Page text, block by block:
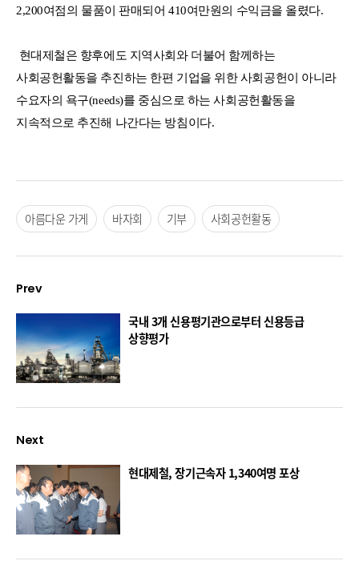
아름다운 가게 바자회 기부 사회공헌활동
Prev
국내 3개 신용평기관으로부터 신용등급
상향평가
Next
현대제철, 장기근속자 1,340여명 포상
2,200여점의 물품이 판매되어 410여만원의 수익금을 올렸다.
현대제철은 향후에도 지역사회와 더불어 함께하는
사회공헌활동을 추진하는 한편 기업을 위한 사회공헌이 아니라
수요자의 욕구(needs)를 중심으로 하는 사회공헌활동을
지속적으로 추진해 나간다는 방침이다.